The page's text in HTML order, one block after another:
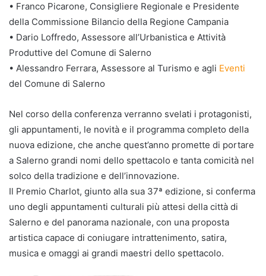
• Franco Picarone, Consigliere Regionale e Presidente
della Commissione Bilancio della Regione Campania
• Dario Loffredo, Assessore all’Urbanistica e Attività
Produttive del Comune di Salerno
• Alessandro Ferrara, Assessore al Turismo e agli Eventi
del Comune di Salerno
Nel corso della conferenza verranno svelati i protagonisti,
gli appuntamenti, le novità e il programma completo della
nuova edizione, che anche quest’anno promette di portare
a Salerno grandi nomi dello spettacolo e tanta comicità nel
solco della tradizione e dell’innovazione.
Il Premio Charlot, giunto alla sua 37ª edizione, si conferma
uno degli appuntamenti culturali più attesi della città di
Salerno e del panorama nazionale, con una proposta
artistica capace di coniugare intrattenimento, satira,
musica e omaggi ai grandi maestri dello spettacolo.